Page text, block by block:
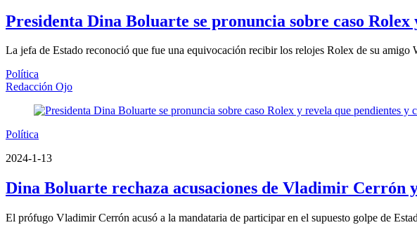
Presidenta Dina Boluarte se pronuncia sobre caso
La jefa de Estado reconoció que fue una equivocación recibir los relojes Rolex de su amigo
Política
Redacción Ojo
Política
2024-1-13
Dina Boluarte rechaza acusaciones de Vladimir Cerrón
El prófugo Vladimir Cerrón acusó a la mandataria de participar en el supuesto golpe de